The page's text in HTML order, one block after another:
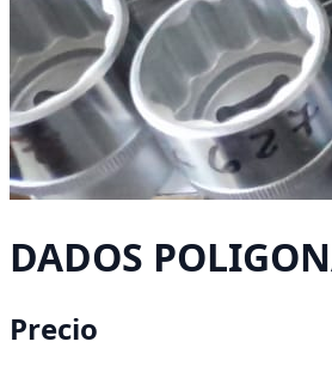
DADOS
Precio